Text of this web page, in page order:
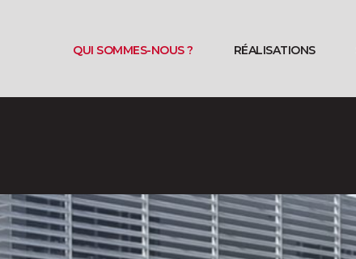
QUI SOMMES-NOUS ? RÉALISATIONS